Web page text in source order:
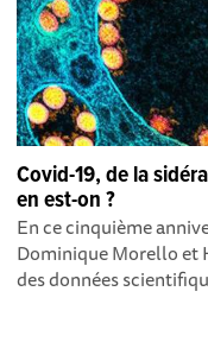
Covid-19, de la
en est-on ?
En ce cinquième
Dominique Morello et
des données